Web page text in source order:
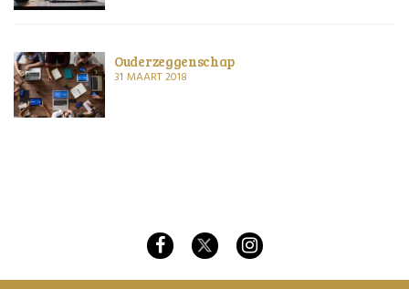
Ouderzeggenschap
31 MAART 2018